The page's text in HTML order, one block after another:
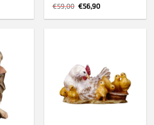
€59,00 Oorspronkelijke
prijs
was:
€56,90Huidige
is: